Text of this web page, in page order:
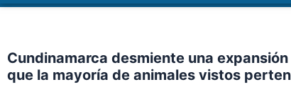
Cundinamarca desmiente una
que la mayoría de animales vistos